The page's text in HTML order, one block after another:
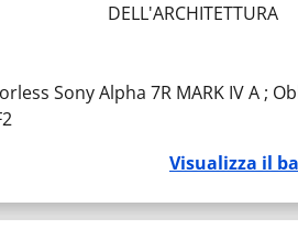
DELL'ARCHITETTURA
Sony Alpha 7R MARK IV A ;
Visualizza il